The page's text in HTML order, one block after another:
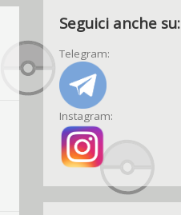
Seguici anche su:
Telegram:
Instagram: